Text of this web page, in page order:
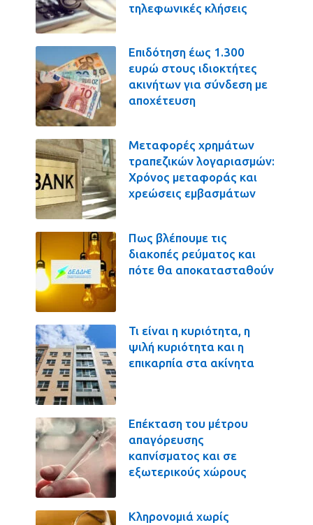
τηλεφωνικές κλήσεις
Επιδότηση έως 1.300
ευρώ στους ιδιοκτήτες
ακινήτων για σύνδεση με
αποχέτευση
Μεταφορές χρημάτων
τραπεζικών λογαριασμών:
Χρόνος μεταφοράς και
χρεώσεις εμβασμάτων
Πως βλέπουμε τις
διακοπές ρεύματος και
πότε θα αποκατασταθούν
Τι είναι η κυριότητα, η
ψιλή κυριότητα και η
επικαρπία στα ακίνητα
Επέκταση του μέτρου
απαγόρευσης
καπνίσματος και σε
εξωτερικούς χώρους
Κληρονομιά χωρίς